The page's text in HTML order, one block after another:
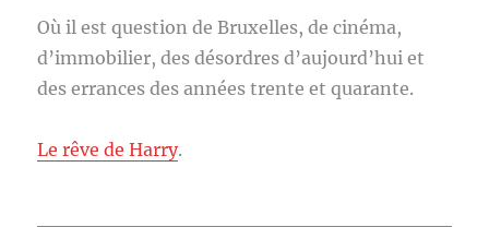
Où il est question de Bruxelles, de cinéma,
d’immobilier, des désordres d’aujourd’hui et
des errances des années trente et quarante.
Le rêve de Harry.